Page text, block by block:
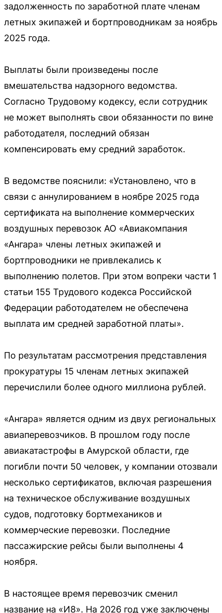
задолженность по заработной плате членам
летных экипажей и бортпроводникам за ноябрь
2025 года.
Выплаты были произведены после
вмешательства надзорного ведомства.
Согласно Трудовому кодексу, если сотрудник
не может выполнять свои обязанности по вине
работодателя, последний обязан
компенсировать ему средний заработок.
В ведомстве пояснили: «Установлено, что в
связи с аннулированием в ноябре 2025 года
сертификата на выполнение коммерческих
воздушных перевозок АО «Авиакомпания
«Ангара» члены летных экипажей и
бортпроводники не привлекались к
выполнению полетов. При этом вопреки части 1
статьи 155 Трудового кодекса Российской
Федерации работодателем не обеспечена
выплата им средней заработной платы».
По результатам рассмотрения представления
прокуратуры 15 членам летных экипажей
перечислили более одного миллиона рублей.
«Ангара» является одним из двух региональных
авиаперевозчиков. В прошлом году после
авиакатастрофы в Амурской области, где
погибли почти 50 человек, у компании отозвали
несколько сертификатов, включая разрешения
на техническое обслуживание воздушных
судов, подготовку бортмехаников и
коммерческие перевозки. Последние
пассажирские рейсы были выполнены 4
ноября.
В настоящее время перевозчик сменил
название на «И8». На 2026 год уже заключены